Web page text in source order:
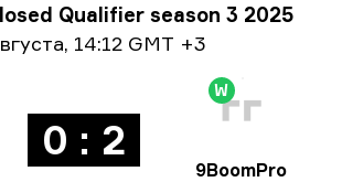
Qualifier season 3 2025
, 14:12 GMT +3
0 : 2
W
9BoomPro